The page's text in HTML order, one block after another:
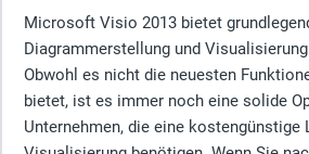
Microsoft Visio 2013 bietet
Diagrammerstellung und
Obwohl es nicht die neuesten
bietet, ist es immer noch eine solide
Unternehmen, die eine kostengünstige